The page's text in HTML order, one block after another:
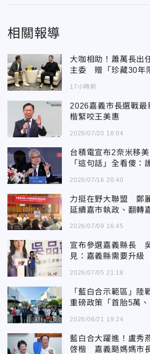
相關報導
大咖相助！蕭萬長出
主委 贈「珍藏30年
17小時前
2026嘉義市長選戰最
楷緊咬王美惠
2026/07/20 18:04
台積電宣布2奈米移
「這句話」全看傻：
2026/07/16 20:40
力挺在野大聯盟 鄭
延續嘉市執政、翻轉
2026/07/09 16:45
宣布參選嘉義縣長
見：嘉義縣需要升級
2026/07/05 21:18
「藍白合示範區」陸
重磅政策「首胎5萬、
2026/06/21 19:24
藍白合大躍進！盧秀
啓楷 嘉義颳媽媽市